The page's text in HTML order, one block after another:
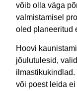
võib olla väga
valmistamisel
oled planeeritud
Hoovi
jõulutulesid,
või poest leida